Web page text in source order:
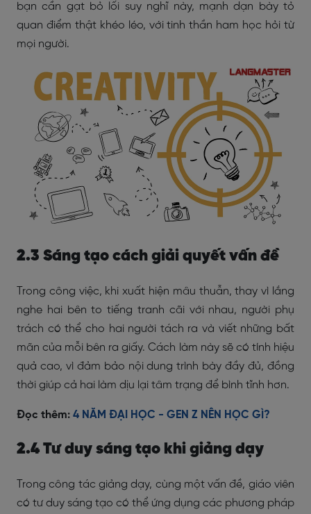
bạn cần gạt bỏ lối suy nghĩ này, mạnh dạn bày tỏ
quan điểm thật khéo léo, với tinh thần ham học hỏi từ
mọi người.
2.3 Sáng tạo cách giải quyết vấn đề
Trong công việc, khi xuất hiện mâu thuẫn, thay vì lắng
nghe hai bên to tiếng tranh cãi với nhau, người phụ
trách có thể cho hai người tách ra và viết những bất
mãn của mỗi bên ra giấy. Cách làm này sẽ có tính hiệu
quả cao, vì đảm bảo nội dung trình bày đầy đủ, đồng
thời giúp cả hai làm dịu lại tâm trạng để bình tĩnh hơn.
Đọc thêm: 4 NĂM ĐẠI HỌC - GEN Z NÊN HỌC GÌ?
2.4 Tư duy sáng tạo khi giảng dạy
Trong công tác giảng dạy, cùng một vấn đề, giáo viên
có tư duy sáng tạo có thể ứng dụng các phương pháp